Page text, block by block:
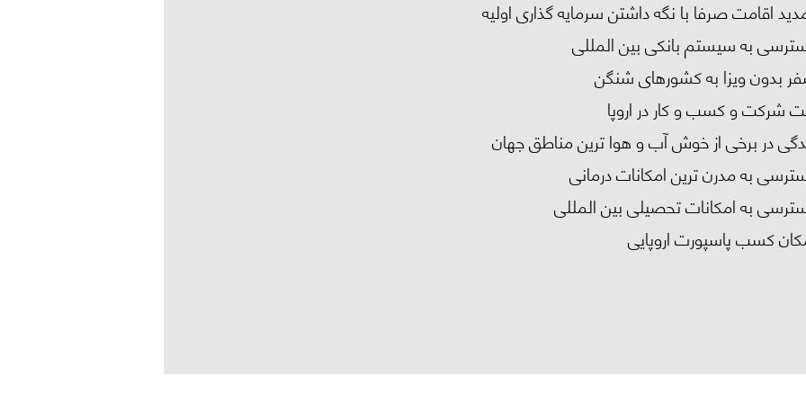
اقامت صرفا با نگه داشتن سرمایه گذاری اولیه
به سیستم بانکی بین المللی
بدون ویزا به کشورهای شنگن
شرکت و کسب و کار در اروپا
در برخی از خوش آب و هوا ترین مناطق جهان
به مدرن ترین امکانات درمانی
به امکانات تحصیلی بین المللی
کسب پاسپورت اروپایی